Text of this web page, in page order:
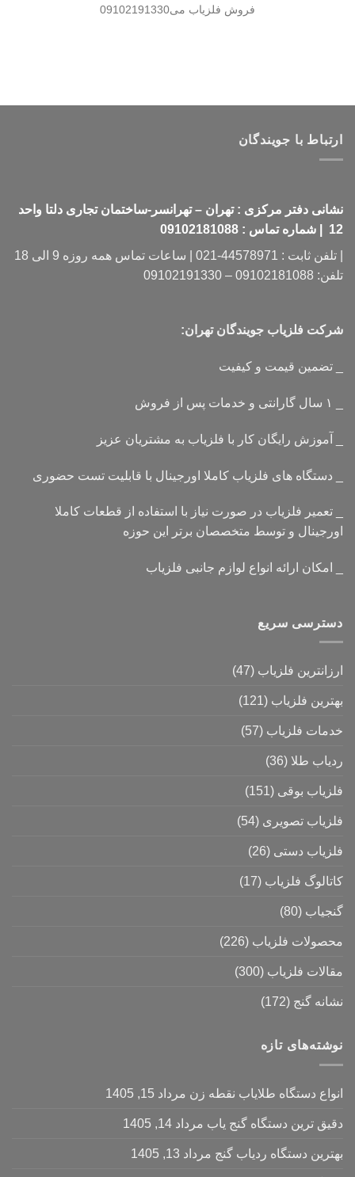
فروش فلزیاب می09102191330
ارتباط با جویندگان
نشانی دفتر مرکزی : تهران – تهرانسر-ساختمان تجاری دلتا واحد
12 | شماره تماس : 09102181088
| تلفن ثابت : 44578971-021 | ساعات تماس همه روزه 9 الی 18
تلفن: 09102181088 – 09102191330
شرکت فلزیاب جویندگان تهران:
_ تضمین قیمت و کیفیت
_ آموزش رایگان کار با فلزیاب به مشتریان عزیز
_ دستگاه های فلزیاب کاملا اورجینال با قابلیت تست حضوری
_ تعمیر فلزیاب در صورت نیاز با استفاده از قطعات کاملا
اورجینال و توسط متخصصان برتر این حوزه
_ امکان ارائه انواع لوازم جانبی فلزیاب
دسترسی سریع
ارزانترین فلزیاب (47)
بهترین فلزیاب (121)
خدمات فلزیاب (57)
ردیاب طلا (36)
فلزیاب بوقی (151)
فلزیاب تصویری (54)
فلزیاب دستی (26)
کاتالوگ فلزیاب (17)
گنجیاب (80)
محصولات فلزیاب (226)
مقالات فلزیاب (300)
نشانه گنج (172)
نوشته‌های تازه
انواع دستگاه طلایاب نقطه زن مرداد 15, 1405
دقیق ترین دستگاه گنج یاب مرداد 14, 1405
بهترین دستگاه ردیاب گنج مرداد 13, 1405